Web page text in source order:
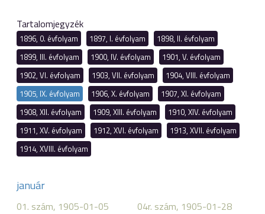
Tartalomjegyzék
1896, 0. évfolyam 1897, I. évfolyam
1898, II. évfolyam
1899, III. évfolyam
1900, IV. évfolyam
1901, V. évfolyam
1902, VI. évfolyam
1903, VII. évfolyam
1904, VIII. évfolyam
1905, IX. évfolyam
1906, X. évfolyam
1907, XI. évfolyam
1908, XII. évfolyam
1909, XIII. évfolyam
1910, XIV. évfolyam
1911, XV. évfolyam
1912, XVI. évfolyam
1913, XVII. évfolyam
1914, XVIII. évfolyam
január
01. szám, 1905-01-05
04r. szám, 1905-01-28